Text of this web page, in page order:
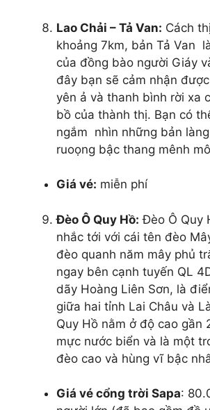
Lao Chải – Tả Van: Cách
khoảng 7km, bản Tả Van
của đồng bào người Giáy
đây bạn sẽ cảm nhận
yên ả và thanh bình rời xa
bồ của thành thị. Bạn có
ngắm nhìn những bản
ruoọng bậc thang mênh
Giá vé: miễn phí
Đèo Ô Quy Hồ: Đèo Ô Quy
nhắc tới với cái tên đèo
đèo quanh năm mây phủ
ngay bên cạnh tuyến QL
dãy Hoàng Liên Sơn, là
giữa hai tỉnh Lai Châu và
Quy Hồ nằm ở độ cao gần
mực nước biển và là một
đèo cao và hùng vĩ bậc
Giá vé cổng trời Sapa: